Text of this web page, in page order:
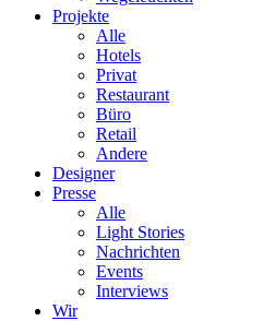
Projekte
Alle
Hotels
Privat
Restaurant
Büro
Retail
Andere
Designer
Presse
Alle
Light Stories
Nachrichten
Events
Interviews
Wir